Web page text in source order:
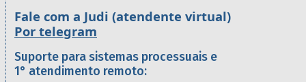
Fale com a Judi (atendente virtual)
Por telegram
Suporte para sistemas processuais e
1° atendimento remoto: